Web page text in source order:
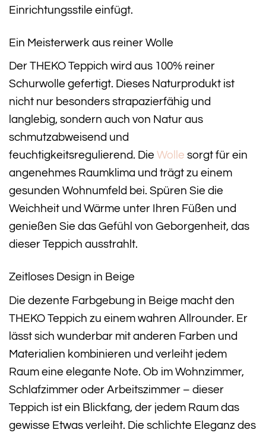
Einrichtungsstile einfügt.
Ein Meisterwerk aus reiner Wolle
Der THEKO Teppich wird aus 100% reiner
Schurwolle gefertigt. Dieses Naturprodukt ist
nicht nur besonders strapazierfähig und
langlebig, sondern auch von Natur aus
schmutzabweisend und
feuchtigkeitsregulierend. Die Wolle sorgt für ein
angenehmes Raumklima und trägt zu einem
gesunden Wohnumfeld bei. Spüren Sie die
Weichheit und Wärme unter Ihren Füßen und
genießen Sie das Gefühl von Geborgenheit, das
dieser Teppich ausstrahlt.
Zeitloses Design in Beige
Die dezente Farbgebung in Beige macht den
THEKO Teppich zu einem wahren Allrounder. Er
lässt sich wunderbar mit anderen Farben und
Materialien kombinieren und verleiht jedem
Raum eine elegante Note. Ob im Wohnzimmer,
Schlafzimmer oder Arbeitszimmer – dieser
Teppich ist ein Blickfang, der jedem Raum das
gewisse Etwas verleiht. Die schlichte Eleganz des